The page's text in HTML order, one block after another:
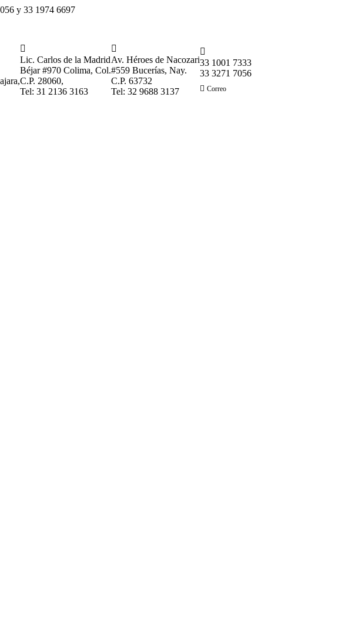
y 33 1974 6697

Lic. Carlos de la Madrid
Béjar #970 Colima, Col.
C.P. 28060,
Tel: 31 2136 3163

Av. Héroes de Nacozari
#559 Bucerías, Nay.
C.P. 63732
Tel: 32 9688 3137

33 1001 7333
33 3271 7056
Correo